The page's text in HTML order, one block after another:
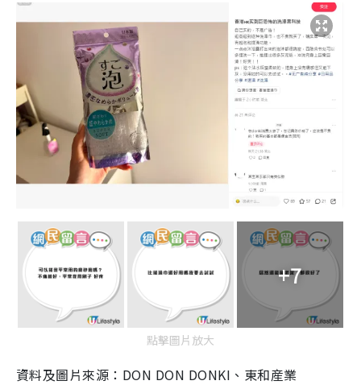
+7
點擊圖片放大
資料及圖片來源：DON DON DONKI、東和産業